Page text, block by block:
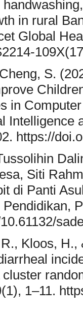
in rural
Global
S.
in
Intelligence
https://
Siti
di Panti
Kloos,
1–11.